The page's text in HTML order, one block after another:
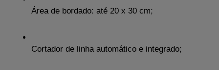
Área de bordado: até 20 x 30 cm;
Cortador de linha automático e integrado;